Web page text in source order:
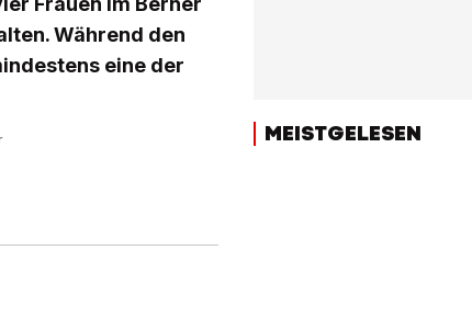
Während den
eine der
MEISTGELESEN